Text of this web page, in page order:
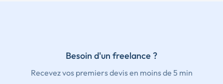
Besoin d'un freelance ?
Recevez vos premiers devis en moins de 5 min